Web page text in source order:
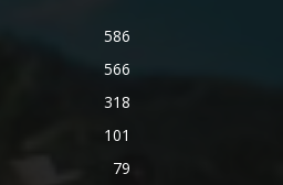
586
566
318
101
79